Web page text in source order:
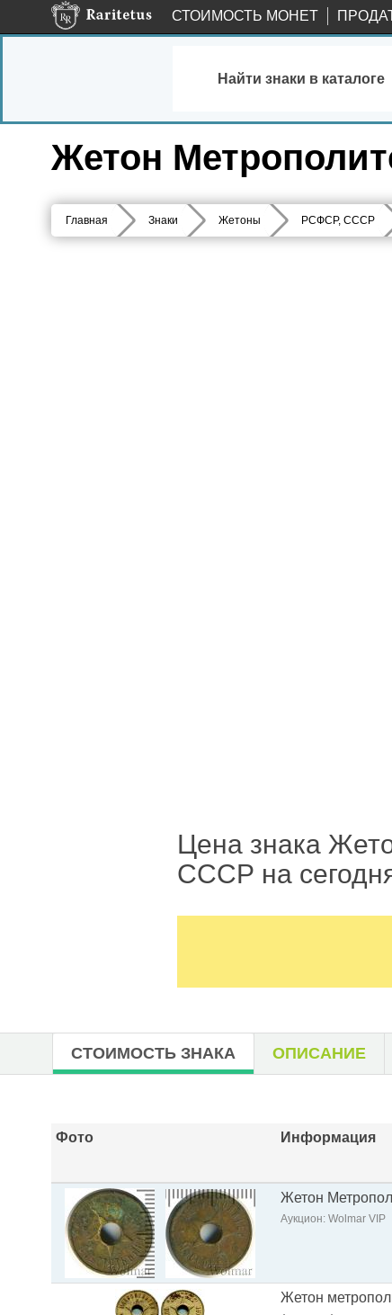
СТОИМОСТЬ МОНЕТ
Найти знаки в каталоге
Жетон
Главная Знаки Жетоны РСФСР, СССР
Цена знака
СССР на
СТОИМОСТЬ ЗНАКА ОПИСАНИЕ
Фото Информация
Жетон
Аукцион: Wolmar VIP
Жетон